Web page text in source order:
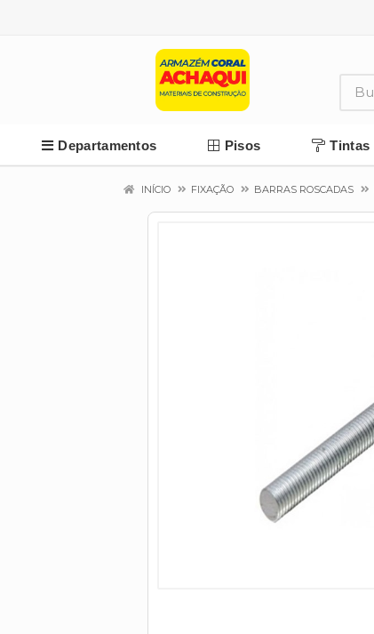
Departamentos Pisos Tintas
INÍCIO FIXAÇÃO BARRAS ROSCADAS